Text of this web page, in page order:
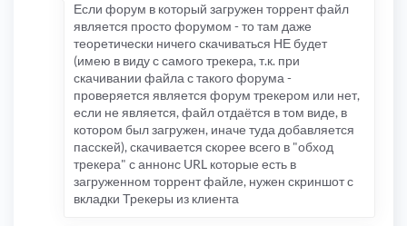
Если форум в который загружен торрент файл
является просто форумом - то там даже
теоретически ничего скачиваться НЕ будет
(имею в виду с самого трекера, т.к. при
скачивании файла с такого форума -
проверяется является форум трекером или нет,
если не является, файл отдаётся в том виде, в
котором был загружен, иначе туда добавляется
пасскей), скачивается скорее всего в "обход
трекера" с аннонс URL которые есть в
загруженном торрент файле, нужен скриншот с
вкладки Трекеры из клиента